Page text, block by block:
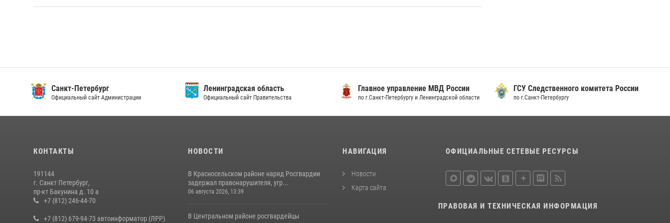
В Ленобласти сотрудники Росгвардии
провели встречу с воспитанниками детского
16 июля 2026, 10:58 2
Санкт-Петербург
Официальный сайт Администрации
Ленинградская область
Официальный сайт Правительства
Главное управление МВД России
по г.Санкт-Петербургу и Ленинградской области
ГСУ Следственного комитета России
по г.Санкт-Петербургу
КОНТАКТЫ
191144
г. Санкт Петербург,
пр-кт Бакунина д. 10 а
+7 (812) 246-44-70
+7 (812) 679-94-73 автоинформатор (ЛРР)
НОВОСТИ
В Красносельском районе наряд Росгвардии
задержал правонарушителя, угр...
06 августа 2026, 13:39
В Центральном районе росгвардейцы
НАВИГАЦИЯ
Новости
Карта сайта
ОФИЦИАЛЬНЫЕ СЕТЕВЫЕ РЕСУРСЫ
ПРАВОВАЯ И ТЕХНИЧЕСКАЯ ИНФОРМАЦИЯ